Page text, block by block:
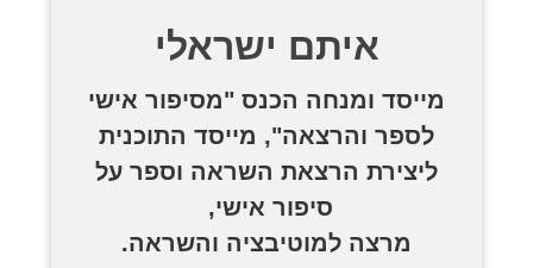
איתם ישראלי
מייסד ומנחה הכנס "מסיפור אישי
לספר והרצאה", מייסד התוכנית
ליצירת הרצאת השראה וספר על
סיפור אישי,
מרצה למוטיבציה והשראה.